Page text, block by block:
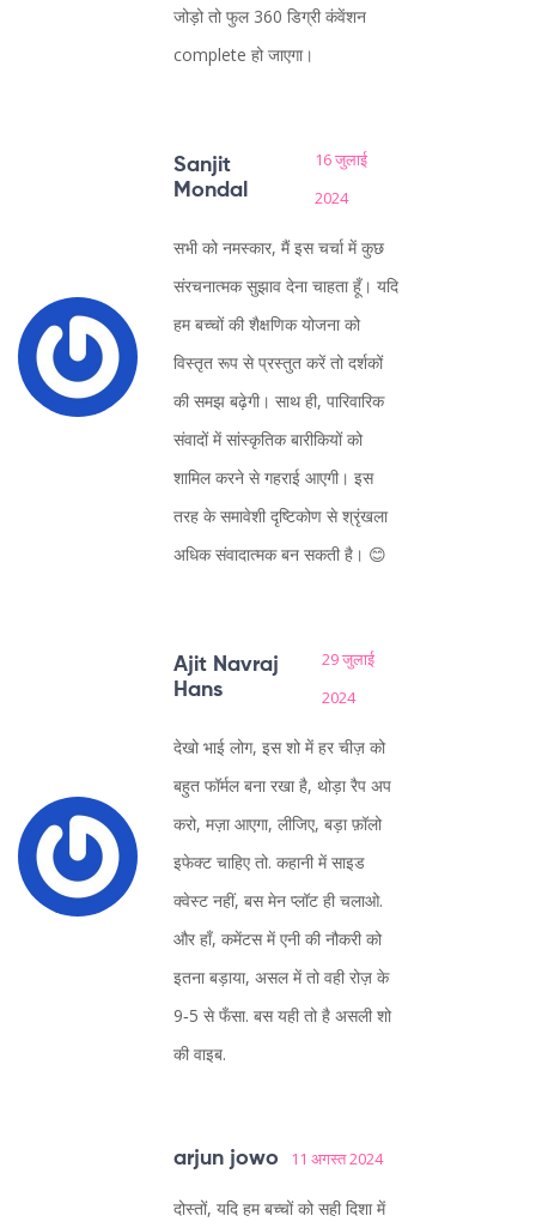
जोड़ो तो फुल 360 डिग्री कंवेंशन
complete हो जाएगा।
Sanjit
Mondal
16 जुलाई
2024
सभी को नमस्कार, मैं इस चर्चा में कुछ
संरचनात्मक सुझाव देना चाहता हूँ। यदि
हम बच्चों की शैक्षणिक योजना को
विस्तृत रूप से प्रस्तुत करें तो दर्शकों
की समझ बढ़ेगी। साथ ही, पारिवारिक
संवादों में सांस्कृतिक बारीकियों को
शामिल करने से गहराई आएगी। इस
तरह के समावेशी दृष्टिकोण से श्रृंखला
अधिक संवादात्मक बन सकती है। 😊
Ajit Navraj
Hans
29 जुलाई
2024
देखो भाई लोग, इस शो में हर चीज़ को
बहुत फॉर्मल बना रखा है, थोड़ा रैप अप
करो, मज़ा आएगा, लीजिए, बड़ा फ़ॉलो
इफेक्ट चाहिए तो. कहानी में साइड
क्वेस्ट नहीं, बस मेन प्लॉट ही चलाओ.
और हाँ, कमेंटस में एनी की नौकरी को
इतना बड़ाया, असल में तो वही रोज़ के
9‑5 से फँसा. बस यही तो है असली शो
की वाइब.
arjun jowo 11 अगस्त 2024
दोस्तों, यदि हम बच्चों को सही दिशा में